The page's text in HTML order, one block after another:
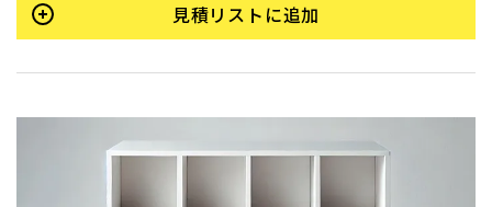
見積リストに追加